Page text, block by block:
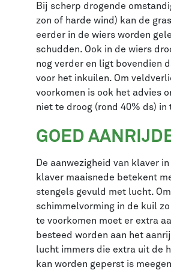
Bij scherp drogende
zon of harde wind) kan de
eerder in de wiers worden
schudden. Ook in de wiers
nog verder en ligt bovendien
voor het inkuilen. Om
voorkomen is ook het advies
niet te droog (rond 40% ds) in
GOED
De aanwezigheid van klaver
klaver maaisnede betekent
stengels gevuld met lucht. Om
schimmelvorming in de kuil
te voorkomen moet er extra
besteed worden aan het
lucht immers die extra uit de
kan worden geperst is